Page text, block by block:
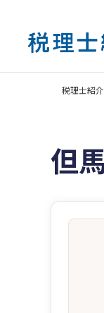
税理士紹
但